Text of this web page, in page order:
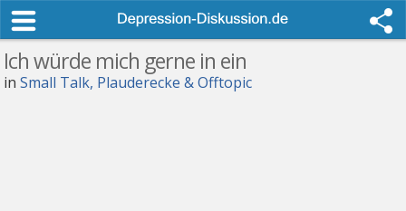
Ich würde mich gerne in ein
inSmall Talk, Plauderecke & Offtopic